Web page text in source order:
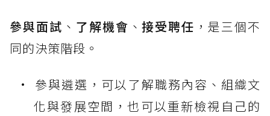
參與面試 、 了解機會 、接受聘任 ，是三個不
同的決策階段。
參與遴選，可以了解職務內容、組織文
化與發展空間，也可以重新檢視自己的